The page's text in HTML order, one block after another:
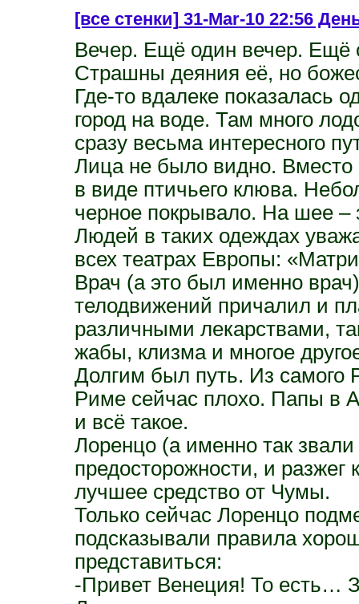
[все стенки]31-Mar-10 22:56
Вечер. Ещё один вечер.
Страшны деяния её, но
Где-то вдалеке показалась
город на воде. Там много
сразу весьма интересного
Лица не было видно. Вместо
в виде птичьего клюва.
черное покрывало. На шее –
Людей в таких одеждах
всех театрах Европы:
Врач (а это был именно
телодвижений причалил и
различными лекарствами,
жабы, клизма и многое
Долгим был путь. Из
Риме сейчас плохо. Папы в
и всё такое.
Лоренцо (а именно так
предосторожности, и разжег
лучшее средство от Чумы.
Только сейчас Лоренцо
подсказывали правила
представиться:
-Привет Венеция! То есть…